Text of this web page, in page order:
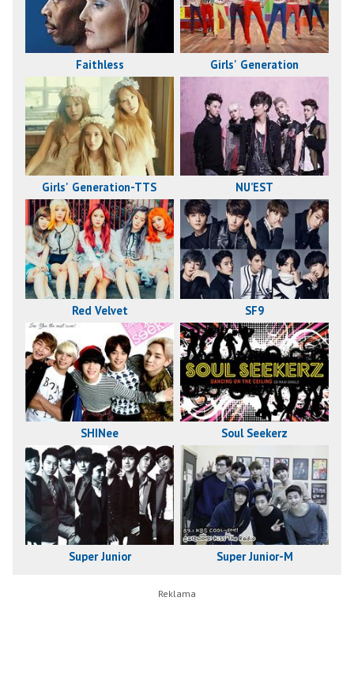
Faithless Girls' Generation
Girls' Generation-TTS NU’EST
Red Velvet SF9
SHINee Soul Seekerz
Super Junior Super Junior-M